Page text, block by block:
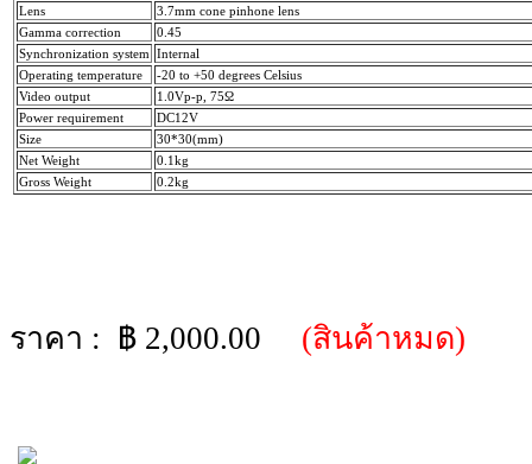
Lens
3.7mm cone pinhone lens
Gamma correction
0.45
Synchronization system Internal
Operating temperature
-20 to +50 degrees Celsius
Video output
1.0Vp-p, 75Ω
Power requirement
DC12V
Size
30*30(mm)
Net Weight
0.1kg
Gross Weight
0.2kg
ราคา : ฿ 2,000.00 (สินค้าหมด)